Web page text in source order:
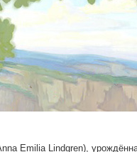
Emilia Lindgren),